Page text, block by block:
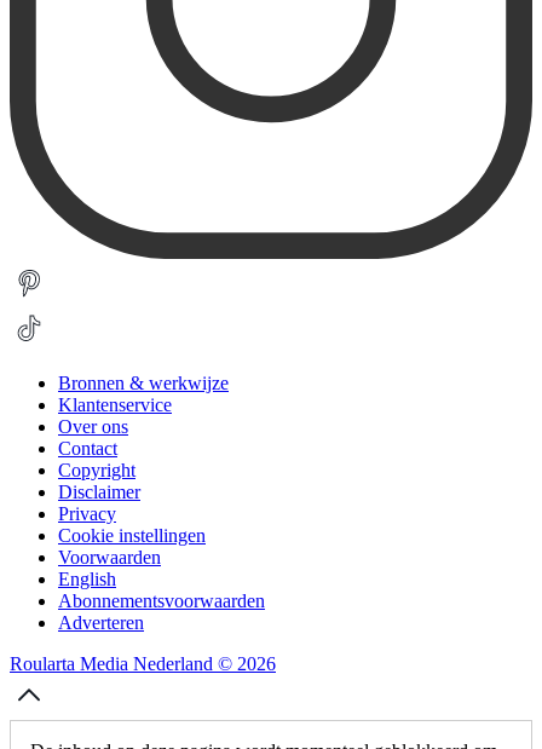
Bronnen & werkwijze
Klantenservice
Over ons
Contact
Copyright
Disclaimer
Privacy
Cookie instellingen
Voorwaarden
English
Abonnementsvoorwaarden
Adverteren
Roularta Media Nederland © 2026